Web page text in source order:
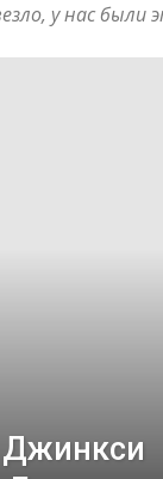
у нас были